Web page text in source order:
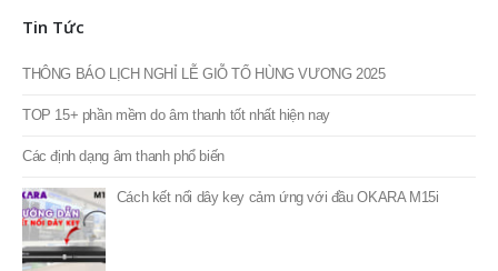
Tin Tức
THÔNG BÁO LỊCH NGHỈ LỄ GIỖ TỔ HÙNG VƯƠNG 2025
TOP 15+ phần mềm do âm thanh tốt nhất hiện nay
Các định dạng âm thanh phổ biến
Cách kết nối dây key cảm ứng với đầu OKARA M15i